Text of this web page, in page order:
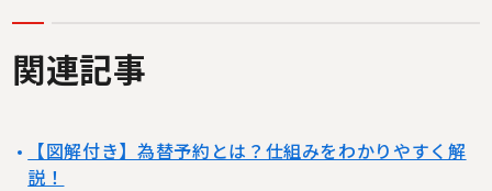
関連記事
【図解付き】為替予約とは？仕組みをわかりやすく解
説！